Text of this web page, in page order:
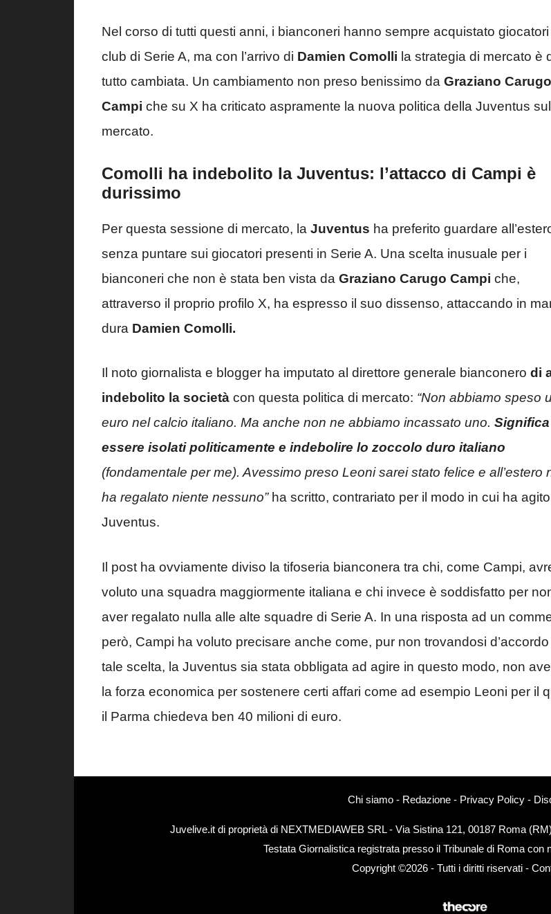
Nel corso di tutti questi anni, i bianconeri hanno sempre acquistato
club di Serie A, ma con l’arrivo di Damien Comolli la strategia di mercato è
tutto cambiata. Un cambiamento non preso benissimo da Graziano Carugo
Campi che su X ha criticato aspramente la nuova politica della Juventus sul
mercato.
Comolli ha indebolito la Juventus: l’attacco di Campi è
durissimo
Per questa sessione di mercato, la Juventus ha preferito guardare
senza puntare sui giocatori presenti in Serie A. Una scelta inusuale per i
bianconeri che non è stata ben vista da Graziano Carugo Campi che,
attraverso il proprio profilo X, ha espresso il suo dissenso, attaccando in
dura Damien Comolli.
Il noto giornalista e blogger ha imputato al direttore generale bianconero di
indebolito la società con questa politica di mercato: “Non abbiamo speso
euro nel calcio italiano. Ma anche non ne abbiamo incassato uno. Significa
essere isolati politicamente e indebolire lo zoccolo duro italiano
(fondamentale per me). Avessimo preso Leoni sarei stato felice e all’estero
ha regalato niente nessuno” ha scritto, contrariato per il modo in cui ha
Juventus.
Il post ha ovviamente diviso la tifoseria bianconera tra chi, come Campi,
voluto una squadra maggiormente italiana e chi invece è soddisfatto per
aver regalato nulla alle alte squadre di Serie A. In una risposta ad un
però, Campi ha voluto precisare anche come, pur non trovandosi
tale scelta, la Juventus sia stata obbligata ad agire in questo modo, non
la forza economica per sostenere certi affari come ad esempio Leoni per il
il Parma chiedeva ben 40 milioni di euro.
Chi siamo- Redazione- Privacy Policy-
Juvelive.it di proprietà di NEXTMEDIAWEB SRL - Via Sistina 121, 00187 Roma
Testata Giornalistica registrata presso il Tribunale di Roma con
Copyright ©2026 - Tutti i diritti riservati -